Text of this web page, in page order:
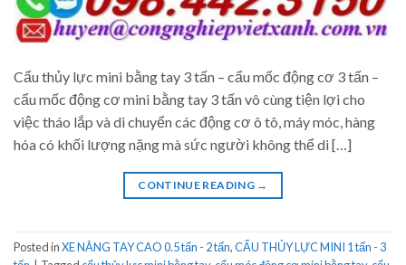
Cẩu thủy lực mini bằng tay 3 tấn – cẩu mốc động cơ 3 tấn –
cẩu mốc động cơ mini bằng tay 3 tấn vô cùng tiện lợi cho
việc tháo lắp và di chuyển các động cơ ô tô, máy móc, hàng
hóa có khối lượng nặng mà sức người không thể di […]
CONTINUE READING →
Posted inXE NÂNG TAY CAO 0.5 tấn - 2 tấn,CẨU THỦY LỰC MINI 1 tấn - 3